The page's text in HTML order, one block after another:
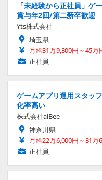
「未経験から正社員」
賞与年2回/第二新卒歓迎
Yts株式会社
埼玉県
月給31万9,300円～45万
正社員
ゲームアプリ運用スタッ
化率高い
株式会社alBee
神奈川県
月給22万6,000円～31万
正社員